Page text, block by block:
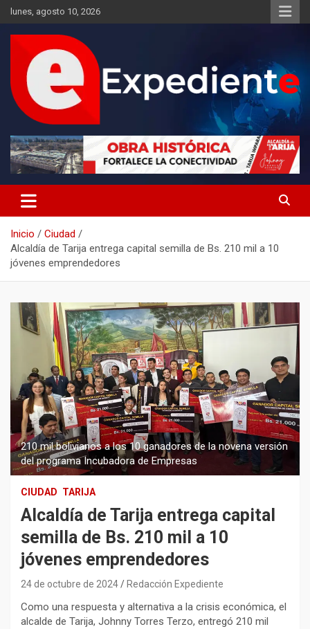
Saltar
al
contenido
lunes, agosto 10, 2026
Expediente
Inicio
Ciudad
Alcaldía de Tarija entrega capital semilla de Bs. 210 mil a 10
jóvenes emprendedores
210 mil bolivianos a los 10 ganadores de la novena versión
del programa Incubadora de Empresas
CIUDAD TARIJA
Alcaldía de Tarija entrega capital
semilla de Bs. 210 mil a 10
jóvenes emprendedores
24 de octubre de 2024 Redacción Expediente
Como una respuesta y alternativa a la crisis económica, el
alcalde de Tarija, Johnny Torres Terzo, entregó 210 mil